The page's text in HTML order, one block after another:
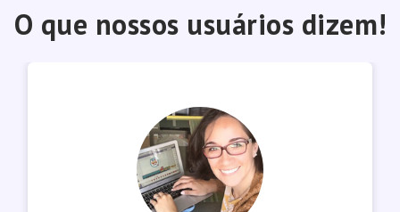
O que nossos usuários dizem!